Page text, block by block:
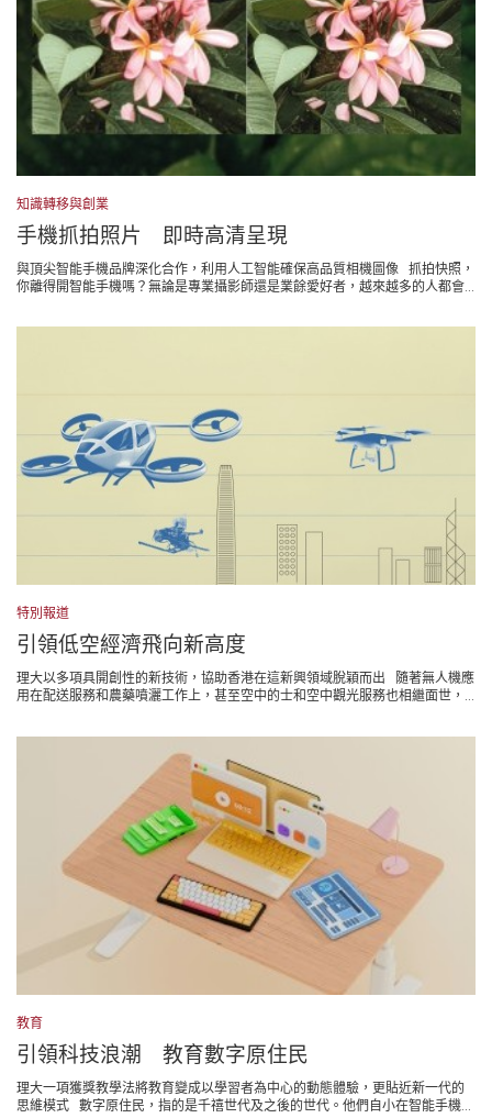
知識轉移與創業
手機抓拍照片 即時高清呈現
與頂尖智能手機品牌深化合作，利用人工智能確保高品質相機圖像 抓拍快照，
你離得開智能手機嗎？無論是專業攝影師還是業餘愛好者，越來越多的人都會...
特別報道
引領低空經濟飛向新高度
理大以多項具開創性的新技術，協助香港在這新興領域脫穎而出 隨著無人機應
用在配送服務和農藥噴灑工作上，甚至空中的士和空中觀光服務也相繼面世，...
教育
引領科技浪潮 教育數字原住民
理大一項獲獎教學法將教育變成以學習者為中心的動態體驗，更貼近新一代的
思維模式 數字原住民，指的是千禧世代及之後的世代。他們自小在智能手機...